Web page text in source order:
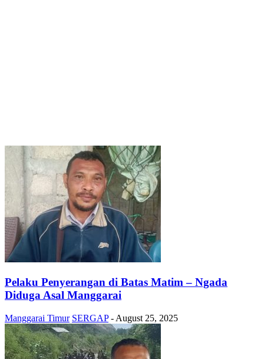
Pelaku Penyerangan di Batas Matim – Ngada
Diduga Asal Manggarai
Manggarai Timur SERGAP - August 25, 2025